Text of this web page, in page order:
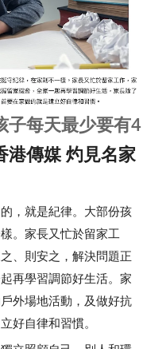
每天最少要有4
港傳媒 灼見名家
，就是紀律。大部份孩
。家長又忙於留家工
、則安之，解決問題正
再學習調節好生活。家
外場地活動，及做好抗
好自律和習慣。